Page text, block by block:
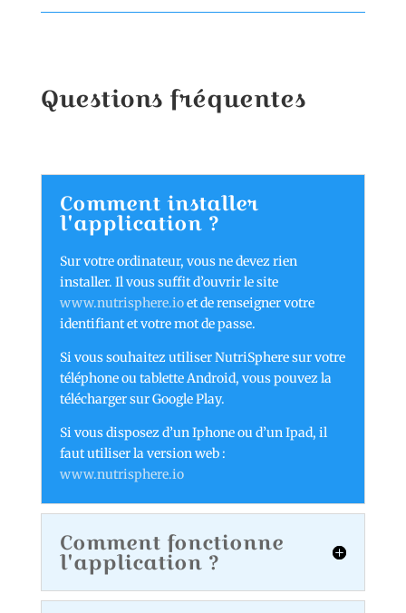
Questions fréquentes
Comment installer
l'application ?
Sur votre ordinateur, vous ne devez rien
installer. Il vous suffit d’ouvrir le site
www.nutrisphere.ioet de renseigner votre
identifiant et votre mot de passe.
Si vous souhaitez utiliser NutriSphere sur votre
téléphone ou tablette Android, vous pouvez la
télécharger sur Google Play.
Si vous disposez d’un Iphone ou d’un Ipad, il
faut utiliser la version web :
www.nutrisphere.io
Comment fonctionne
l'application ?